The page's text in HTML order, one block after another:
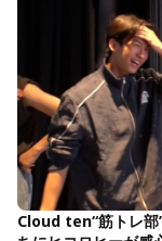
Cloud ten“筋トレ